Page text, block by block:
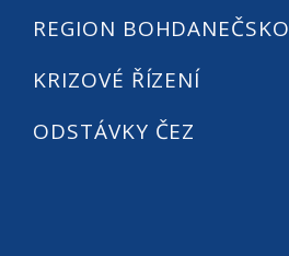
REGION BOHDANEČSKO
KRIZOVÉ ŘÍZENÍ
ODSTÁVKY ČEZ